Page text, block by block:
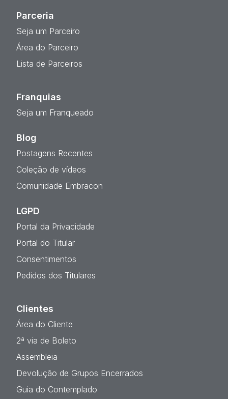
Parceria
Seja um Parceiro
Área do Parceiro
Lista de Parceiros
Franquias
Seja um Franqueado
Blog
Postagens Recentes
Coleção de vídeos
Comunidade Embracon
LGPD
Portal da Privacidade
Portal do Titular
Consentimentos
Pedidos dos Titulares
Clientes
Área do Cliente
2ª via de Boleto
Assembleia
Devolução de Grupos Encerrados
Guia do Contemplado